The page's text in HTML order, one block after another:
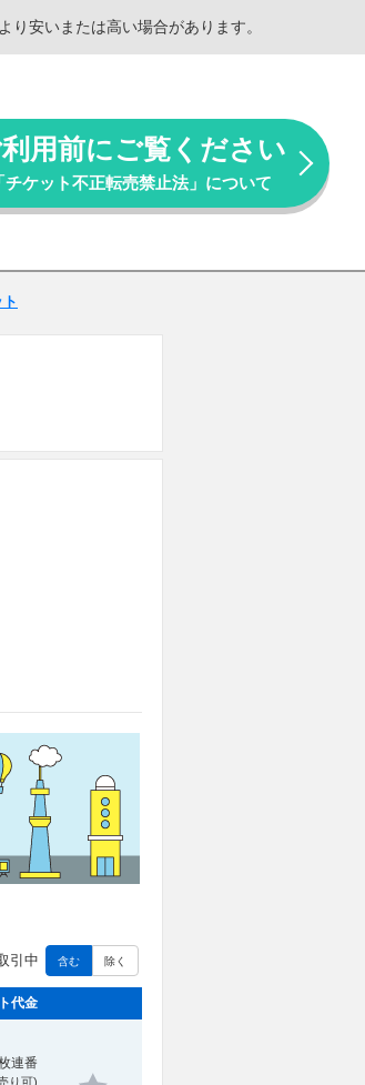
安いまたは高い場合があります。
用前にご覧ください
チケット不正転売禁止法」について
引中 含む 除く
代金
連番
り可)